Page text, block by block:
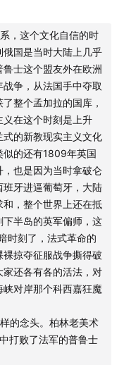
持 -
中聊到的书籍感兴
」回复「买书」
，这个文化自信的时
国是当时大陆上几乎
士这个盟友外在欧洲
争，从法国手中夺取
整个孟加拉的国库，
在这个时刻是上升
的新教现实主义文化
似的还有1809年英国
，也是因为当时拿破仑
牙进逼葡萄牙，大陆
，整个世界上还在抵
半岛的英军偏师，这
时刻了，法式革命的
掠夺征服战争撕得破
还各有各的活法，对
对岸那个科西嘉狂魔
的念头。柏林老美术
打败了法军的普鲁士